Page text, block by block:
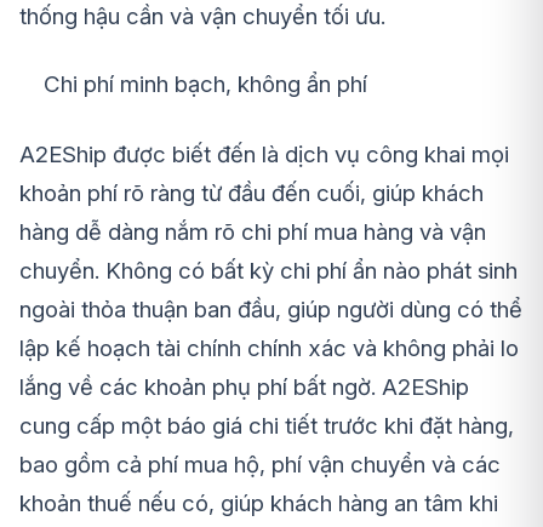
thống hậu cần và vận chuyển tối ưu.
Chi phí minh bạch, không ẩn phí
A2EShip được biết đến là dịch vụ công khai mọi
khoản phí rõ ràng từ đầu đến cuối, giúp khách
hàng dễ dàng nắm rõ chi phí mua hàng và vận
chuyển. Không có bất kỳ chi phí ẩn nào phát sinh
ngoài thỏa thuận ban đầu, giúp người dùng có thể
lập kế hoạch tài chính chính xác và không phải lo
lắng về các khoản phụ phí bất ngờ. A2EShip
cung cấp một báo giá chi tiết trước khi đặt hàng,
bao gồm cả phí mua hộ, phí vận chuyển và các
khoản thuế nếu có, giúp khách hàng an tâm khi